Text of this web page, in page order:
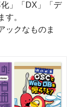
」「DX」「デ
す。
ックなものま